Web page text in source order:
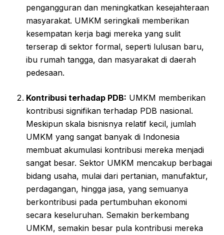
pengangguran dan meningkatkan kesejahteraan
masyarakat. UMKM seringkali memberikan
kesempatan kerja bagi mereka yang sulit
terserap di sektor formal, seperti lulusan baru,
ibu rumah tangga, dan masyarakat di daerah
pedesaan.
Kontribusi terhadap PDB: UMKM memberikan
kontribusi signifikan terhadap PDB nasional.
Meskipun skala bisnisnya relatif kecil, jumlah
UMKM yang sangat banyak di Indonesia
membuat akumulasi kontribusi mereka menjadi
sangat besar. Sektor UMKM mencakup berbagai
bidang usaha, mulai dari pertanian, manufaktur,
perdagangan, hingga jasa, yang semuanya
berkontribusi pada pertumbuhan ekonomi
secara keseluruhan. Semakin berkembang
UMKM, semakin besar pula kontribusi mereka